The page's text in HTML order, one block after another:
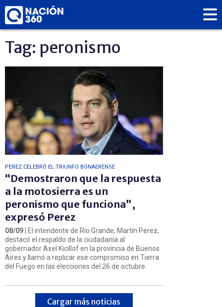
Tag: peronismo
PEREZ CELEBRÓ EL TRIUNFO BONAERENSE
“Demostraron que la respuesta
a la motosierra es un
peronismo que funciona”,
expresó Perez
08/09 | El intendente de Río Grande, Martín Perez,
destacó el respaldo de la ciudadanía al
gobernador Axel Kicillof en la provincia de Buenos
Aires y llamó a replicar ese compromiso en Tierra
del Fuego en las elecciones del 26 de octubre.
Cargar más noticias